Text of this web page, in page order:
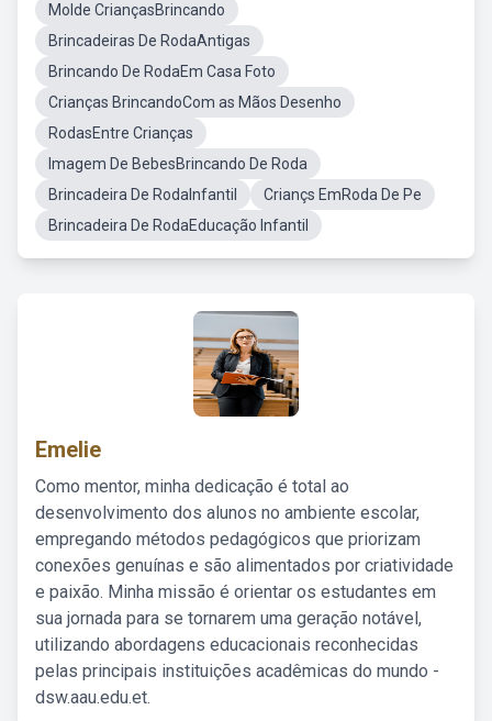
Molde CriançasBrincando
Brincadeiras De RodaAntigas
Brincando De RodaEm Casa Foto
Crianças BrincandoCom as Mãos Desenho
RodasEntre Crianças
Imagem De BebesBrincando De Roda
Brincadeira De RodaInfantil
Criançs EmRoda De Pe
Brincadeira De RodaEducação Infantil
Emelie
Como mentor, minha dedicação é total ao
desenvolvimento dos alunos no ambiente escolar,
empregando métodos pedagógicos que priorizam
conexões genuínas e são alimentados por criatividade
e paixão. Minha missão é orientar os estudantes em
sua jornada para se tornarem uma geração notável,
utilizando abordagens educacionais reconhecidas
pelas principais instituições acadêmicas do mundo -
dsw.aau.edu.et.